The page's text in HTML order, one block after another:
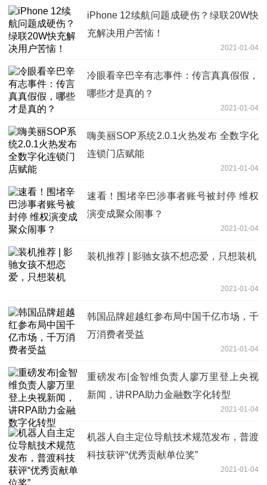
iPhone 12续航问题成硬伤？绿联20W快
充解决用户苦恼！
2021-01-04
冷眼看辛巴辛有志事件：传言真真假假，
哪些才是真的？
2021-01-04
嗨美丽SOP系统2.0.1火热发布 全数字化
连锁门店赋能
2021-01-04
速看！围堵辛巴涉事者账号被封停 维权
演变成聚众闹事？
2021-01-04
装机推荐 | 影驰女孩不想恋爱，只想装机
2021-01-04
韩国品牌超越红参布局中国千亿市场，千
万消费者受益
2021-01-04
重磅发布|金智维负责人廖万里登上央视
新闻，讲RPA助力金融数字化转型
2021-01-04
机器人自主定位导航技术规范发布，普渡
科技获评“优秀贡献单位奖”
2021-01-04